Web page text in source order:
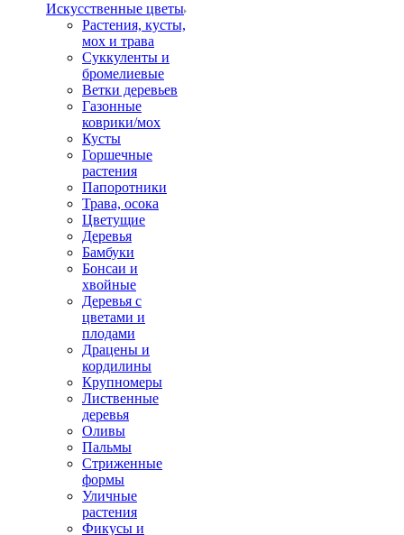
Искусственные цветы
Растения, кусты,
мох и трава
Суккуленты и
бромелиевые
Ветки деревьев
Газонные
коврики/мох
Кусты
Горшечные
растения
Папоротники
Трава, осока
Цветущие
Деревья
Бамбуки
Бонсаи и
хвойные
Деревья с
цветами и
плодами
Драцены и
кордилины
Крупномеры
Лиственные
деревья
Оливы
Пальмы
Стриженные
формы
Уличные
растения
Фикусы и